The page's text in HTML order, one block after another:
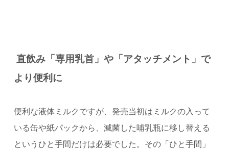
直飲み「専用乳首」や「アタッチメント」で
より便利に
便利な液体ミルクですが、発売当初はミルクの入って
いる缶や紙パックから、滅菌した哺乳瓶に移し替える
というひと手間だけは必要でした。その「ひと手間」